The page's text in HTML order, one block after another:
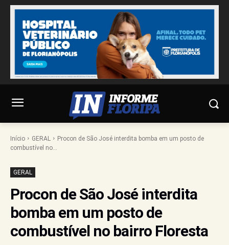
Início GERAL
Procon de São José interdita bomba em um posto de
combustível no...
GERAL
Procon de São José interdita
bomba em um posto de
combustível no bairro Floresta